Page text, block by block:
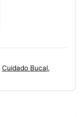
Cuidado Bucal,